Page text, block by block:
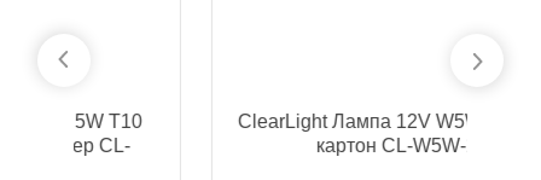
ClearLight Лампа 12V W5W 5W 4300K
картон CL-W5W-12V